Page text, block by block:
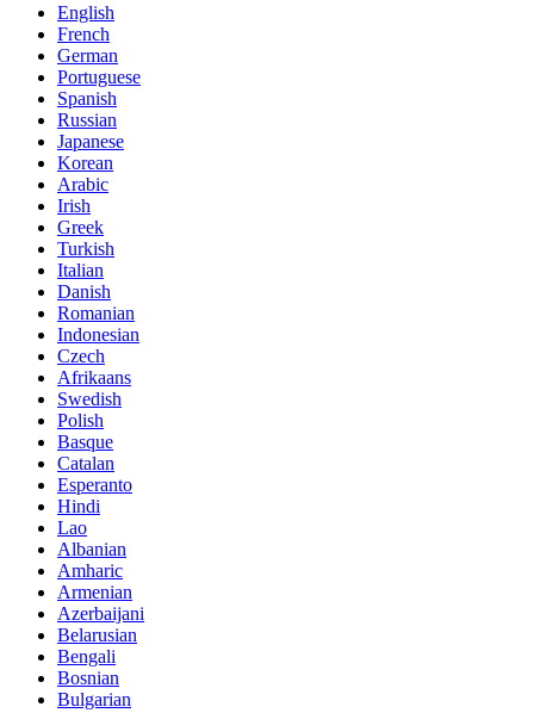
English
French
German
Portuguese
Spanish
Russian
Japanese
Korean
Arabic
Irish
Greek
Turkish
Italian
Danish
Romanian
Indonesian
Czech
Afrikaans
Swedish
Polish
Basque
Catalan
Esperanto
Hindi
Lao
Albanian
Amharic
Armenian
Azerbaijani
Belarusian
Bengali
Bosnian
Bulgarian